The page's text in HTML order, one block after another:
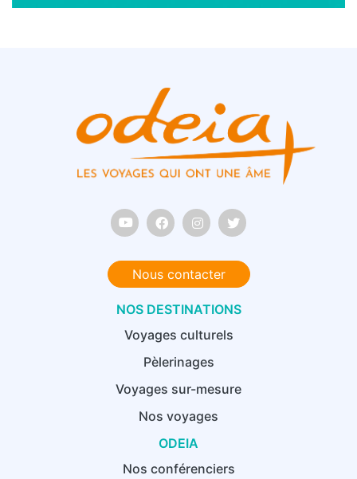
Nous contacter
NOS DESTINATIONS
Voyages culturels
Pèlerinages
Voyages sur-mesure
Nos voyages
ODEIA
Nos conférenciers